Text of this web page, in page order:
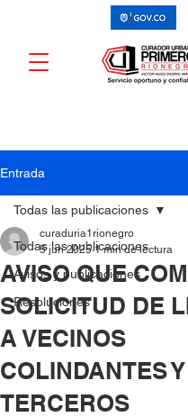
Entrada
Todas las publicaciones
Avisos y publicaciones
Resoluciones
Todas las publicaciones
AVISO QUE
SOLICITUD DE
A VECINOS
COLINDANTES
TERCEROS
curaduria1rionegro
5 jun 2025 1 min de lectura